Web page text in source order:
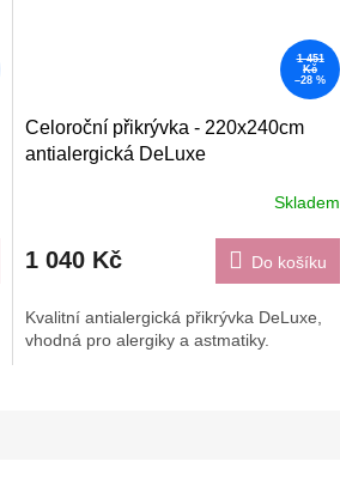
1 451
Kč
–28 %
Celoroční přikrývka - 220x240cm
antialergická DeLuxe
Skladem
1 040 Kč Do košíku
Kvalitní antialergická přikrývka DeLuxe,
vhodná pro alergiky a astmatiky.